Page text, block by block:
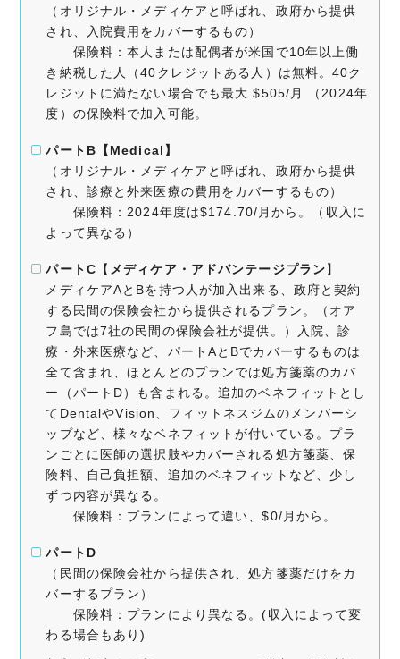
（オリジナル・メディケアと呼ばれ、政府から提供
され、入院費用をカバーするもの）
保険料：本人または配偶者が米国で10年以上働
き納税した人（40クレジットある人）は無料。40ク
レジットに満たない場合でも最大 $505/月 （2024年
度）の保険料で加入可能。
パート B 【Medical】
（オリジナル・メディケアと呼ばれ、政府から提供
され、診療と外来医療の費用をカバーするもの）
保険料：2024年度は$174.70/月から。（収入に
よって異なる）
パートC 【 メディケア・アドバンテージプラン】
メディケアAとBを持つ人が加入出来る、政府と契約
する民間の保険会社から提供されるプラン。（オア
フ島では7社の民間の保険会社が提供。）入院、診
療・外来医療など、パートAとBでカバーするものは
全て含まれ、ほとんどのプランでは処方箋薬のカバ
ー（パートD）も含まれる。追加のベネフィットとし
てDentalやVision、フィットネスジムのメンバーシ
ップなど、様々なベネフィットが付いている。プラ
ンごとに医師の選択肢やカバーされる処方箋薬、保
険料、自己負担額、追加のベネフィットなど、少し
ずつ内容が異なる。
保険料：プランによって違い、$0/月から。
パートD
（民間の保険会社から提供され、処方箋薬だけをカ
バーするプラン）
保険料：プランにより異なる。(収入によって変
わる場合もあり)